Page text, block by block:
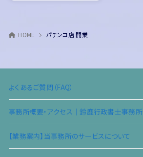
HOME パチンコ店 開業
よくあるご質問（FAQ）
事務所概要・アクセス｜鈴鹿行政書士事務所
【業務案内】当事務所のサービスについて